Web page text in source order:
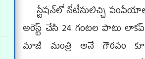
స్టేషన్‌లో నోటీసులిచ్చి
అరెస్ట్‌ చేసి 24 గంటల పాటు
మాజీ మంత్రి అనే గౌరవం